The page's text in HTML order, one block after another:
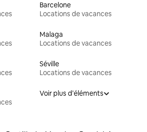
Barcelone
Locations de vacances
Malaga
Locations de vacances
Séville
Locations de vacances
Voir plus d'éléments